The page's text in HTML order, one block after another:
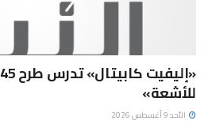
للأشعة»
الأحد 9 أغسطس 2026